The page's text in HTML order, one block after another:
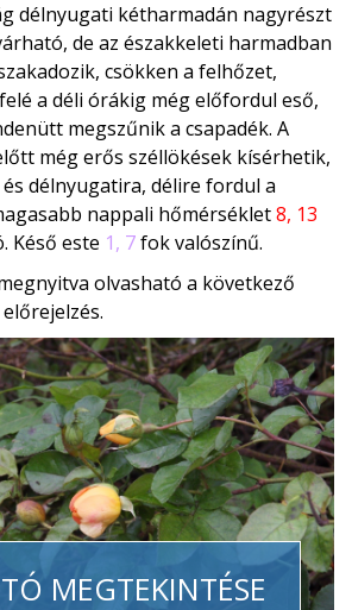
délnyugati kétharmadán nagyrészt
de az északkeleti harmadban
csökken a felhőzet,
a déli órákig még előfordul eső,
megszűnik a csapadék. A
még erős széllökések kísérhetik,
délnyugatira, délire fordul a
nappali hőmérséklet8, 13
Késő este 1, 7fok valószínű.
olvasható a következő
MEGTEKINTÉSE